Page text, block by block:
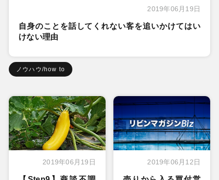
2019年06月19日
自身のことを話してくれない客を追いかけてはい
けない理由
ノウハウ/how to
2019年06月19日 2019年06月12日